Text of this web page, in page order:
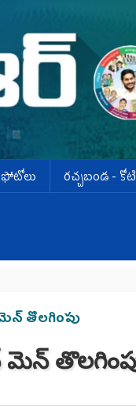
ఫోటోలు ర‌చ్చ‌బండ‌ -
తొలగింపు
మెన్